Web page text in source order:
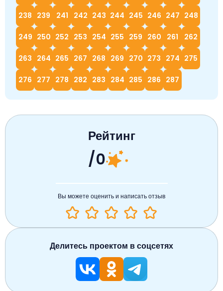
238 239 241 242 243 244 245 246 247 248
249 250 252 253 254 255 259 260 261 262
263 264 265 267 268 269 270 273 274 275
276 277 278 282 283 284 285 286 287
Рейтинг
/0
Вы можете оценить и написать отзыв
Делитесь проектом в соцсетях